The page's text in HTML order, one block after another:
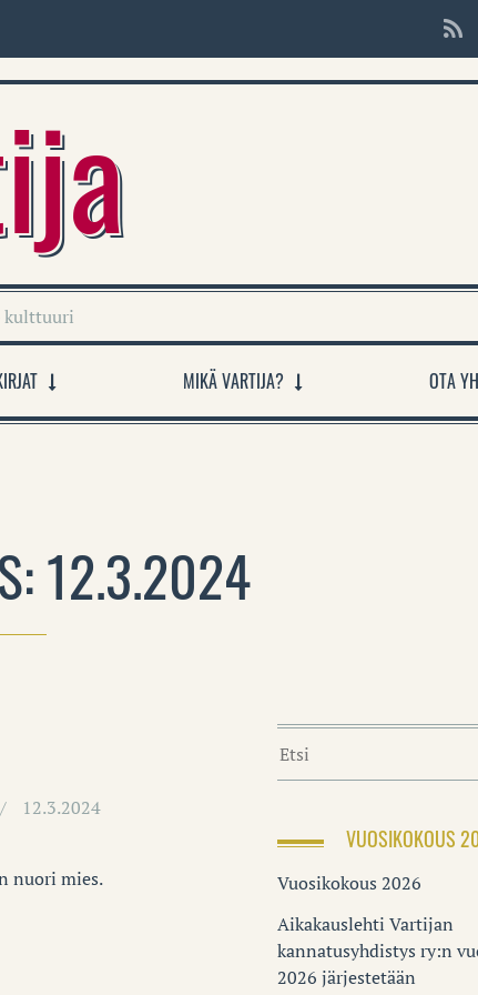
kulttuuri
MIKÄ VARTIJA? OTA
12.3.2024
12.3.2024
nuori mies.
VUOSIKOKOUS
Vuosikokous 2026
Aikakauslehti Vartijan
kannatusyhdistys ry:n
2026 järjestetään